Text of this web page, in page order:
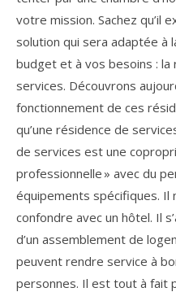
votre mission. Sachez qu’il
solution qui sera adaptée à
budget et à vos besoins : la
services. Découvrons
fonctionnement de ces
qu’une résidence de
de services est une
professionnelle » avec du
équipements spécifiques. Il
confondre avec un hôtel. Il
d’un assemblement de
peuvent rendre service à
personnes. Il est tout à fait